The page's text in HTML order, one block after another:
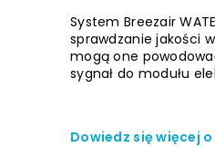
System Breezair
sprawdzanie jakości
mogą one
sygnał do modułu
Dowiedz się więcej